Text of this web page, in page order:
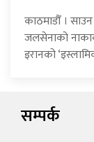
काठमाडौँ ।
जलसेनाको
इरानको
सम्पर्क